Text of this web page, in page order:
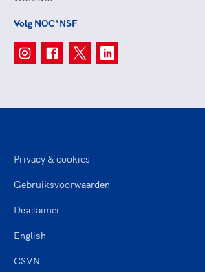
Volg NOC*NSF
Privacy & cookies
Gebruiksvoorwaarden
Disclaimer
English
CSVN